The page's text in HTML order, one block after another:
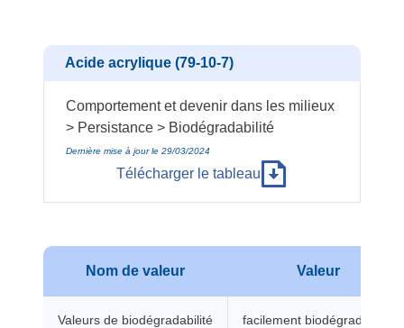
Acide acrylique (79-10-7)
Comportement et devenir dans les milieux
> Persistance > Biodégradabilité
Dernière mise à jour le 29/03/2024
Télécharger le tableau
Nom de valeur Valeur
Valeurs de biodégradabilité facilement biodégradable -